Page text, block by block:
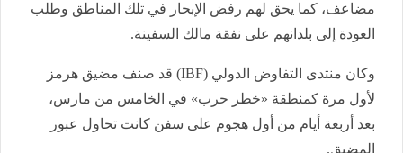
مضاعف، كما يحق لهم رفض الإبحار في تلك المناطق وطلب
العودة إلى بلدانهم على نفقة مالك السفينة.
وكان منتدى التفاوض الدولي (IBF) قد صنف مضيق هرمز
لأول مرة كمنطقة «خطر حرب» في الخامس من مارس،
بعد أربعة أيام من أول هجوم على سفن كانت تحاول عبور
المضيق.